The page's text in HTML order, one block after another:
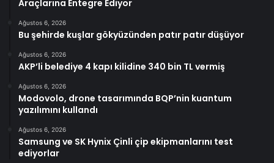
Araçlarına Entegre Ediyor
Ağustos 6, 2026
Bu şehirde kuşlar gökyüzünden patır patır düşüyor
Ağustos 6, 2026
AKP’li belediye 4 kapı kilidine 340 bin TL vermiş
Ağustos 6, 2026
Modovolo, drone tasarımında BQP’nin kuantum
yazılımını kullandı
Ağustos 6, 2026
Samsung ve SK Hynix Çinli çip ekipmanlarını test
ediyorlar